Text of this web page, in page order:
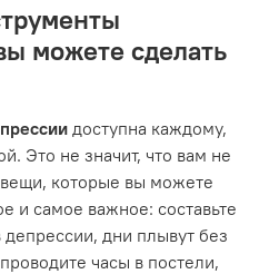
можете сделать
доступна каждому,
Это не значит, что вам не
которые вы можете
и самое важное: составьте
дни плывут без
часы в постели,